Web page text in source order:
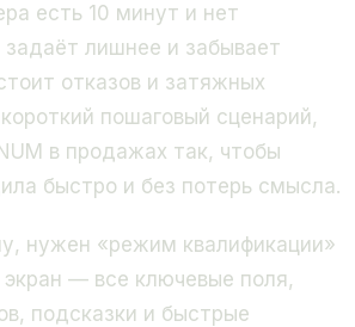
есть 10 минут и нет
лишнее и забывает
отказов и затяжных
пошаговый сценарий,
в продажах так, чтобы
быстро и без потерь смысла.
нужен «режим квалификации»
экран — все ключевые поля,
подсказки и быстрые